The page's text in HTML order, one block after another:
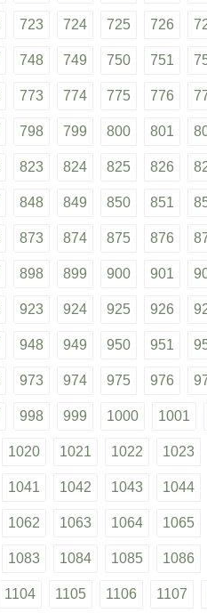
723 724 725 726
748 749 750 751
773 774 775 776
798 799 800 801
823 824 825 826
848 849 850 851
873 874 875 876
898 899 900 901
923 924 925 926
948 949 950 951
973 974 975 976
998 999 1000 1001
1020 1021 1022 1023
1041 1042 1043 1044
1062 1063 1064 1065
1083 1084 1085 1086
1104 1105 1106 1107